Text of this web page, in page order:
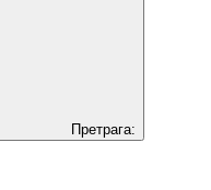
Претрага: